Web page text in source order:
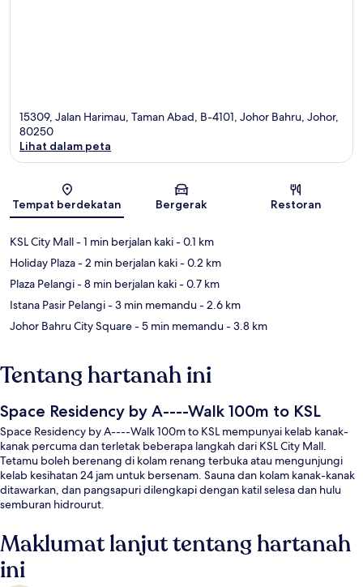
15309, Jalan Harimau, Taman Abad, B-4101, Johor Bahru, Johor,
80250
Lihat dalam peta
Tempat berdekatan Bergerak Restoran
KSL City Mall- 1 min berjalan kaki- 0.1 km
Holiday Plaza- 2 min berjalan kaki- 0.2 km
Plaza Pelangi- 8 min berjalan kaki- 0.7 km
Istana Pasir Pelangi- 3 min memandu- 2.6 km
Johor Bahru City Square- 5 min memandu- 3.8 km
Tentang hartanah ini
Space Residency by A----Walk 100m to KSL
Space Residency by A----Walk 100m to KSL mempunyai kelab kanak-
kanak percuma dan terletak beberapa langkah dari KSL City Mall.
Tetamu boleh berenang di kolam renang terbuka atau mengunjungi
kelab kesihatan 24 jam untuk bersenam. Sauna dan kolam kanak-kanak
ditawarkan, dan pangsapuri dilengkapi dengan katil selesa dan hulu
semburan hidrourut.
Maklumat lanjut tentang hartanah
ini